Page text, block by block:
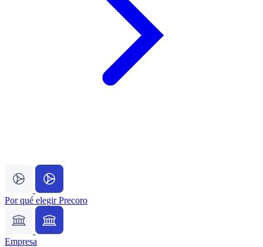
Por qué elegir Precoro
Empresa